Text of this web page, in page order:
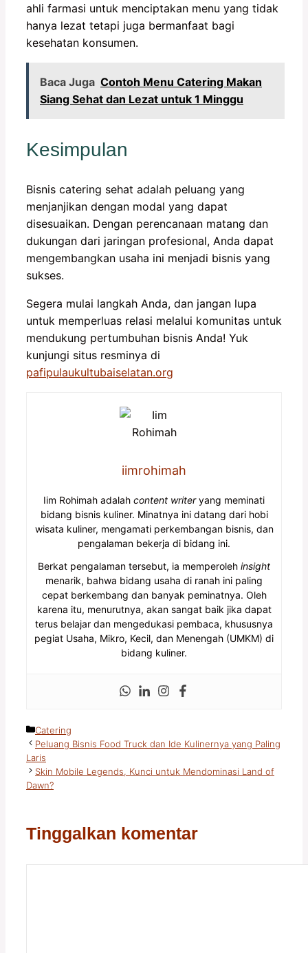
ahli farmasi untuk menciptakan menu yang tidak
hanya lezat tetapi juga bermanfaat bagi
kesehatan konsumen.
Baca Juga Contoh Menu Catering Makan
Siang Sehat dan Lezat untuk 1 Minggu
Kesimpulan
Bisnis catering sehat adalah peluang yang
menjanjikan dengan modal yang dapat
disesuaikan. Dengan perencanaan matang dan
dukungan dari jaringan profesional, Anda dapat
mengembangkan usaha ini menjadi bisnis yang
sukses.
Segera mulai langkah Anda, dan jangan lupa
untuk memperluas relasi melalui komunitas untuk
mendukung pertumbuhan bisnis Anda! Yuk
kunjungi situs resminya di
pafipulaukultubaiselatan.org
iimrohimah
Iim Rohimah adalah content writeryang meminati
bidang bisnis kuliner. Minatnya ini datang dari hobi
wisata kuliner, mengamati perkembangan bisnis, dan
pengalaman bekerja di bidang ini.
Berkat pengalaman tersebut, ia memperoleh insight
menarik, bahwa bidang usaha di ranah ini paling
cepat berkembang dan banyak peminatnya. Oleh
karena itu, menurutnya, akan sangat baik jika dapat
terus belajar dan mengedukasi pembaca, khususnya
pegiat Usaha, Mikro, Kecil, dan Menengah (UMKM) di
bidang kuliner.
Kategori
Catering
Peluang Bisnis Food Truck dan Ide Kulinernya yang Paling
Laris
Skin Mobile Legends, Kunci untuk Mendominasi Land of
Dawn?
Tinggalkan komentar